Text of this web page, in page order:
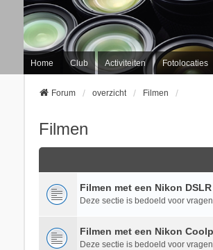
Home Club Activiteiten Fotolocaties
Forum overzicht Filmen
Filmen
Filmen met een Nikon DSLR
Deze sectie is bedoeld voor
Filmen met een Nikon
Deze sectie is bedoeld voor